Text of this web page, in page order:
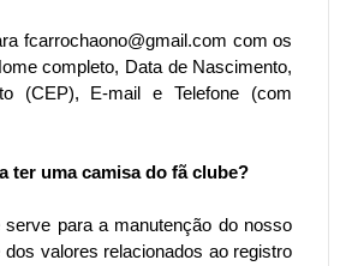
fcarrochaono@gmail.com com os
completo, Data de Nascimento,
(CEP), E-mail e Telefone (com
ter uma camisa do fã clube?
serve para a manutenção do nosso
valores relacionados ao registro